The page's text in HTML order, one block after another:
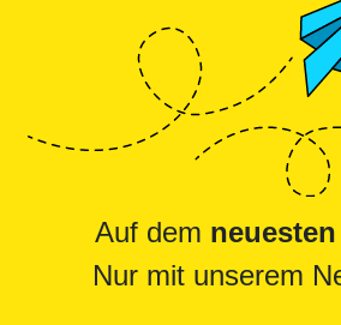
Auf dem
Nur mit unserem